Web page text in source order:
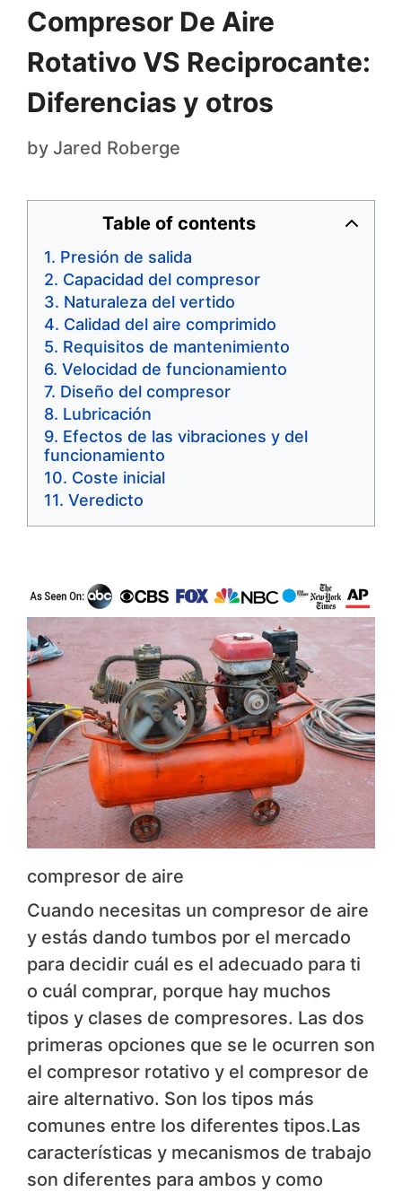
Compresor De Aire
Rotativo VS Reciprocante:
Diferencias y otros
by Jared Roberge
Table of contents
Presión de salida
Capacidad del compresor
Naturaleza del vertido
Calidad del aire comprimido
Requisitos de mantenimiento
Velocidad de funcionamiento
Diseño del compresor
Lubricación
Efectos de las vibraciones y del
funcionamiento
Coste inicial
Veredicto
compresor de aire
Cuando necesitas un compresor de aire
y estás dando tumbos por el mercado
para decidir cuál es el adecuado para ti
o cuál comprar, porque hay muchos
tipos y clases de compresores. Las dos
primeras opciones que se le ocurren son
el compresor rotativo y el compresor de
aire alternativo. Son los tipos más
comunes entre los diferentes tipos.Las
características y mecanismos de trabajo
son diferentes para ambos y como